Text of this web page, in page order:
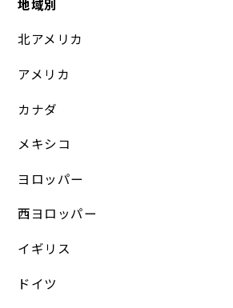
地域別
北アメリカ
アメリカ
カナダ
メキシコ
ヨロッパー
西ヨロッパー
イギリス
ドイツ